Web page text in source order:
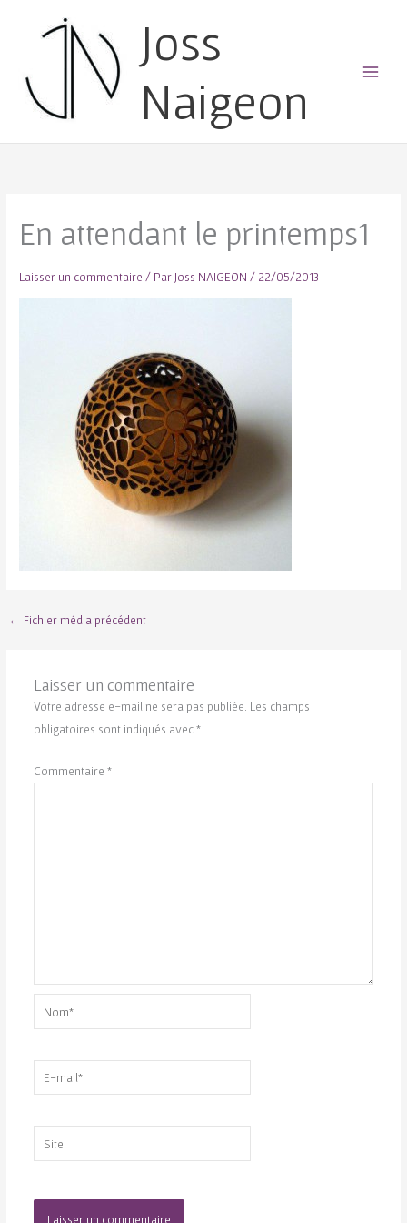
Joss
Naigeon
En attendant le printemps1
Laisser un commentaire / Par Joss NAIGEON / 22/05/2013
← Fichier média précédent
Laisser un commentaire
Votre adresse e-mail ne sera pas publiée. Les champs
obligatoires sont indiqués avec*
Commentaire *
mail*